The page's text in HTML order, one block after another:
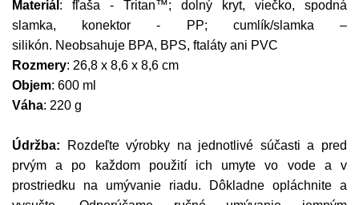
Materiál : fľaša - Tritan™; dolný kryt, viečko, spodná
slamka, konektor - PP; cumlík/slamka –
silikón. Neobsahuje BPA, BPS, ftaláty ani PVC
Rozmery: 26,8 x 8,6 x 8,6 cm
Objem: 600 ml
Váha: 220 g
Údržba: Rozdeľte výrobky na jednotlivé súčasti a pred
prvým a po každom použití ich umyte vo vode a v
prostriedku na umývanie riadu. Dôkladne opláchnite a